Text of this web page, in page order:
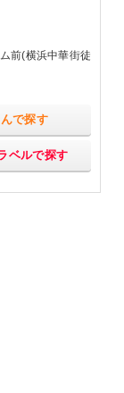
前(横浜中華街徒
で探す
ベルで探す